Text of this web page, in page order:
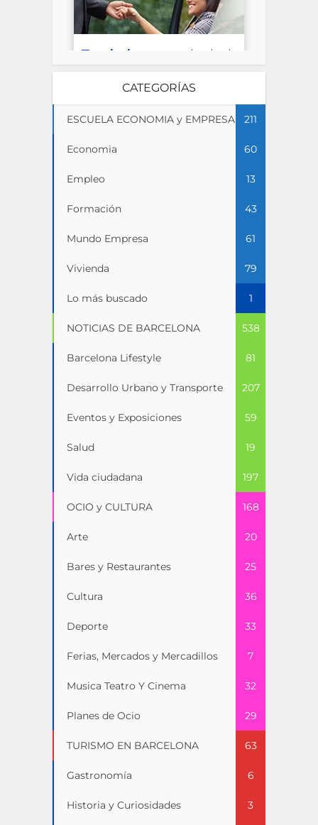
CATEGORÍAS
ESCUELA ECONOMIA y EMPRESA 211
Economia 60
Empleo 13
Formación 43
Mundo Empresa 61
Vivienda 79
Lo más buscado 1
NOTICIAS DE BARCELONA 538
Barcelona Lifestyle 81
Desarrollo Urbano y Transporte 207
Eventos y Exposiciones 59
Salud 19
Vida ciudadana 197
OCIO y CULTURA 168
Arte 20
Bares y Restaurantes 25
Cultura 36
Deporte 33
Ferias, Mercados y Mercadillos 7
Musica Teatro Y Cinema 32
Planes de Ocio 29
TURISMO EN BARCELONA 63
Gastronomía 6
Historia y Curiosidades 3